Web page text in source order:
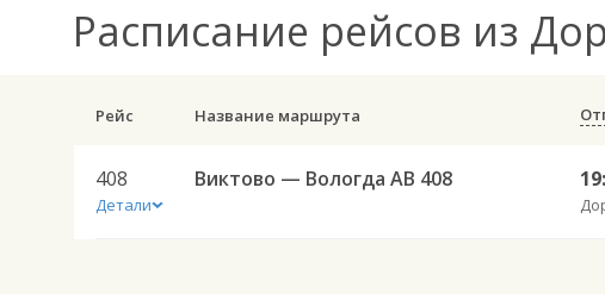
Расписание рейсов из
Рейс Название маршрута
408
Детали
Виктово — Вологда АВ 408